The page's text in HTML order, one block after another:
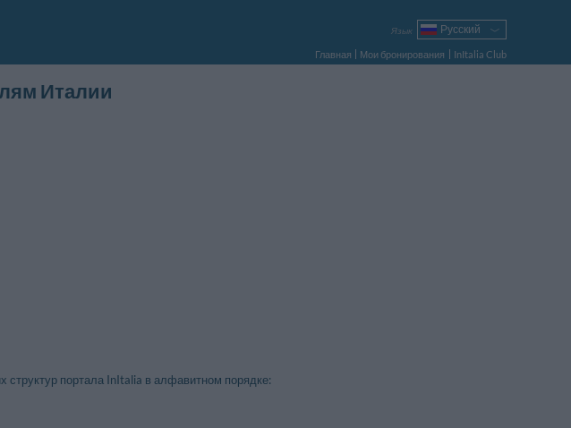
Язык
Русский
Italiano
English
Главная Мои бронирования InItalia Club
Италии
структур портала InItalia в алфавитном порядке: